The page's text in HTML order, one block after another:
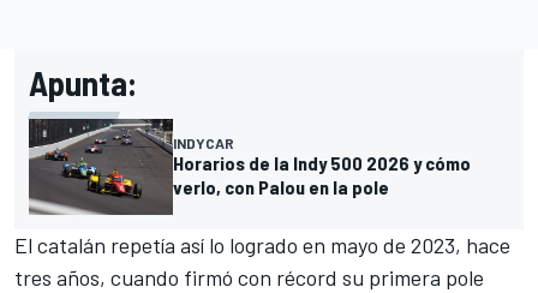
Apunta:
INDYCAR
Horarios de la Indy 500 2026 y cómo
verlo, con Palou en la pole
El catalán repetía así lo logrado en mayo de 2023, hace
tres años, cuando firmó con récord su primera pole